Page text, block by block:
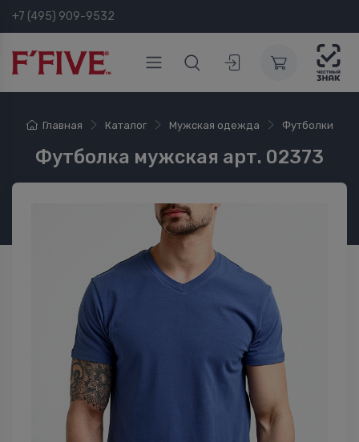
+7 (495) 909-9532
Главная Каталог Мужская одежда Футболки
Футболка мужская арт. 02373